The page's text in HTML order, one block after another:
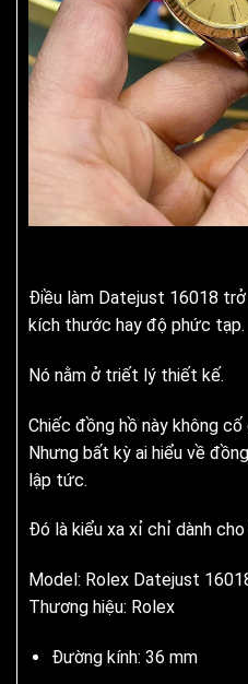
Điều làm Datejust 16018
kích thước hay độ phức tạp.
Nó nằm ở triết lý thiết kế.
Chiếc đồng hồ này không cố
Nhưng bất kỳ ai hiểu về
lập tức.
Đó là kiểu xa xỉ chỉ dành
Model: Rolex Datejust
Thương hiệu: Rolex
Đường kính: 36 mm